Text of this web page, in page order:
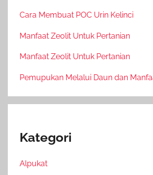
Cara Membuat POC Urin Kelinci
Manfaat Zeolit Untuk Pertanian
Manfaat Zeolit Untuk Pertanian
Pemupukan Melalui Daun dan
Kategori
Alpukat